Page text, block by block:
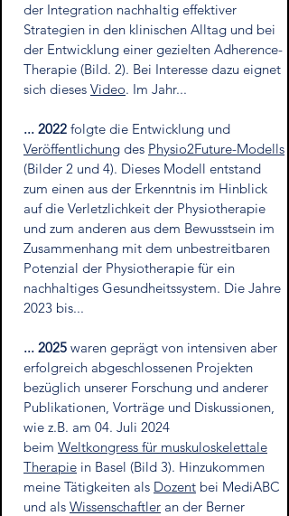
der Integration nachhaltig effektiver
Strategien in den klinischen Alltag und bei
der Entwicklung einer gezielten Adherence-
Therapie (Bild. 2). Bei Interesse dazu eignet
sich dieses Video. Im Jahr...
... 2022 folgte die Entwicklung und
Veröffentlichung des Physio2Future-Modells
(Bilder 2 und 4). Dieses Modell entstand
zum einen aus der Erkenntnis im Hinblick
auf die Verletzlichkeit der Physiotherapie
und zum anderen aus dem Bewusstsein im
Zusammenhang mit dem unbestreitbaren
Potenzial der Physiotherapie für ein
nachhaltiges Gesundheitssystem. Die Jahre
2023 bis...
... 2025 waren geprägt von intensiven aber
erfolgreich abgeschlossenen Projekten
bezüglich unserer Forschung und anderer
Publikationen, Vorträge und Diskussionen,
wie z.B. am 04. Juli 2024
beim Weltkongress für muskuloskelettale
Therapie in Basel (Bild 3). Hinzukommen
meine Tätigkeiten als Dozent bei MediABC
und als Wissenschaftler an der Berner